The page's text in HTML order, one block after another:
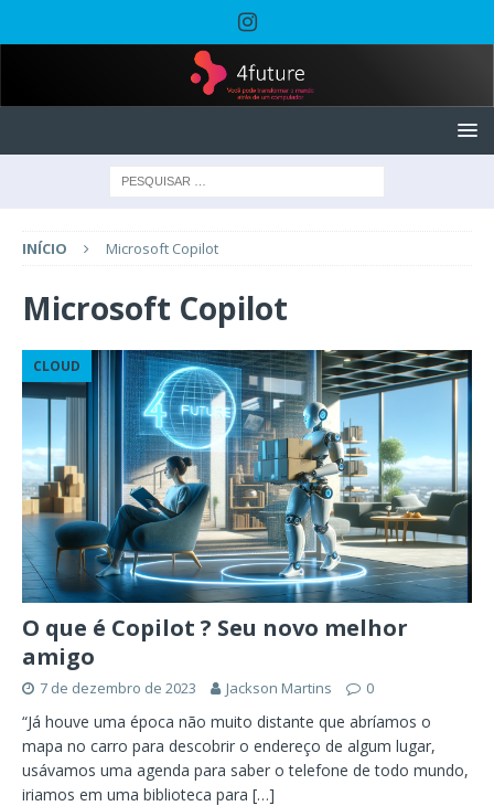
INÍCIO Microsoft Copilot
Microsoft Copilot
CLOUD
O que é Copilot ? Seu novo melhor
amigo
7 de dezembro de 2023 Jackson Martins 0
“Já houve uma época não muito distante que abríamos o
mapa no carro para descobrir o endereço de algum lugar,
usávamos uma agenda para saber o telefone de todo mundo,
iriamos em uma biblioteca para […]